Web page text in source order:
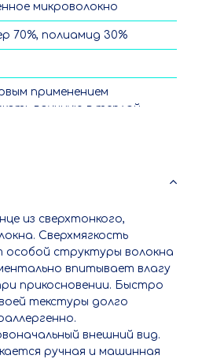
микроволокно
70%, полиамид 30%
применением
вручную в теплой
и машинная стирка до
из сверхтонкого,
Сверхмягкость
особой структуры волокна
впитывает влагу
прикосновении. Быстро
текстуры долго
внешний вид.
ручная и машинная